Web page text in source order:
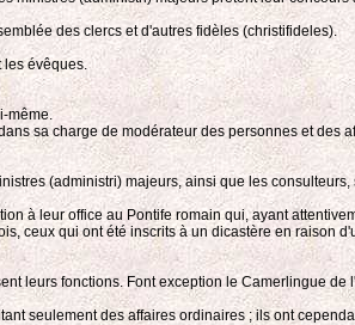
des clercs et d'autres fidèles (christifideles).
évêques.
même.
sa charge de modérateur des personnes et des
(administri) majeurs, ainsi que les
à leur office au Pontife romain qui, ayant
ceux qui ont été inscrits à un dicastère en raison
leurs fonctions. Font exception le Camerlingue
seulement des affaires ordinaires ; ils ont